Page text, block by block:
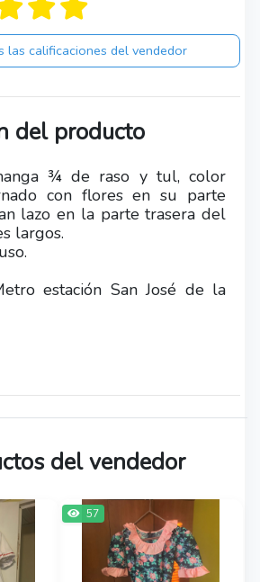
las calificaciones del vendedor
del producto
¾ de raso y tul, color
con flores en su parte
lazo en la parte trasera del
largos.
estación San José de la
del vendedor
57